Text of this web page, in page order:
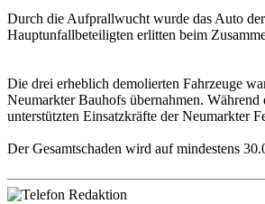
Durch die Aufprallwucht wurde das Auto
Hauptunfallbeteiligten erlitten beim
Die drei erheblich demolierten Fahrzeuge
Neumarkter Bauhofs übernahmen.
unterstützten Einsatzkräfte der Neumarkter
Der Gesamtschaden wird auf mindestens